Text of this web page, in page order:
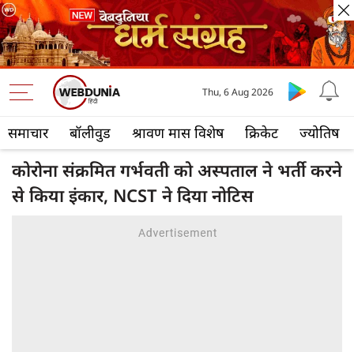
समाचार बॉलीवुड श्रावण मास विशेष क्रिकेट ज्योतिष
Thu, 6 Aug 2026
कोरोना संक्रमित गर्भवती को अस्पताल ने भर्ती करने
से किया इंकार, NCST ने दिया नोटिस